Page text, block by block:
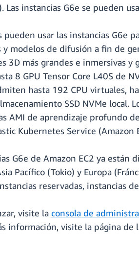
Las instancias G6e se pueden
pueden usar las instancias G6e
y modelos de difusión a fin de
3D más grandes e inmersivas y
8 GPU Tensor Core L40S de
hasta 192 CPU virtuales,
SSD NVMe local.
AMI de aprendizaje profundo
Kubernetes Service (Amazon
G6e de Amazon EC2 ya están
Pacífico (Tokio) y Europa
reservadas, instancias
visite la consola de
información, visite la página de